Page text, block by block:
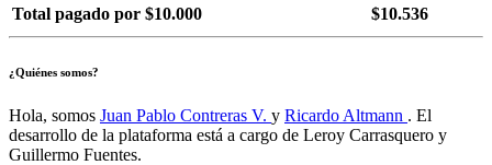
Total pagado por $10.000
$10.536
¿Quiénes somos?
Hola, somos Juan Pablo Contreras V. y Ricardo Altmann . El
desarrollo de la plataforma está a cargo de Leroy Carrasquero y
Guillermo Fuentes.